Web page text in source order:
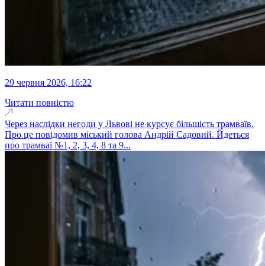
29 червня 2026, 16:22
Читати повністю
Через наслідки негоди у Львові не курсує більшість трамваїв.
Про це повідомив міський голова Андрій Садовий. Йдеться
про трамваї №1, 2, 3, 4, 8 та 9...